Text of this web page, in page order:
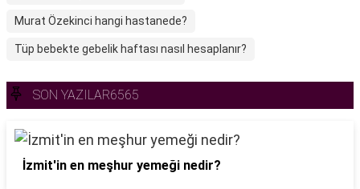
Murat Özekinci hangi hastanede?
Tüp bebekte gebelik haftası nasıl hesaplanır?
SON YAZILAR6565
İzmit'in en meşhur yemeği nedir?